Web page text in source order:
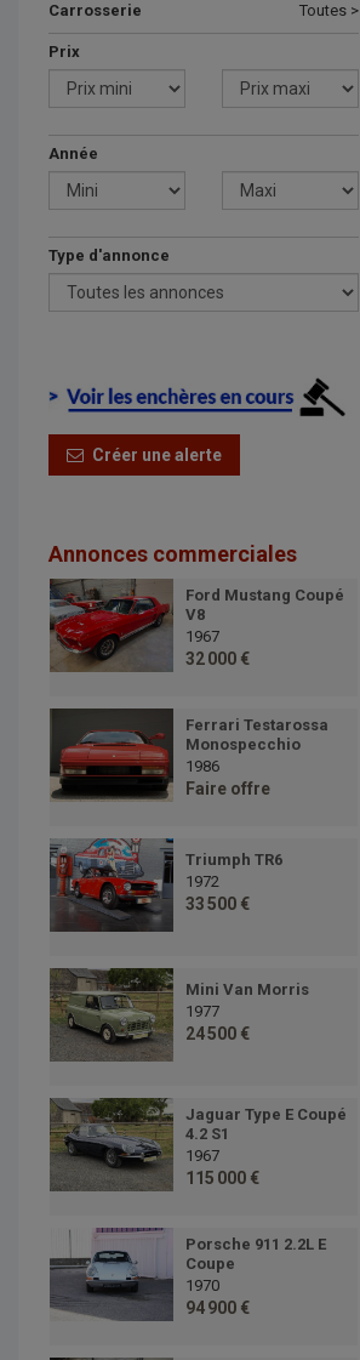
Carrosserie Toutes >
Prix
Année
Type d'annonce
Créer une alerte
Annonces commerciales
Ford Mustang Coupé
V8
1967
32 000 €
Ferrari Testarossa
Monospecchio
1986
Faire offre
Triumph TR6
1972
33 500 €
Mini Van Morris
1977
24 500 €
Jaguar Type E Coupé
4.2 S1
1967
115 000 €
Porsche 911 2.2L E
Coupe
1970
94 900 €